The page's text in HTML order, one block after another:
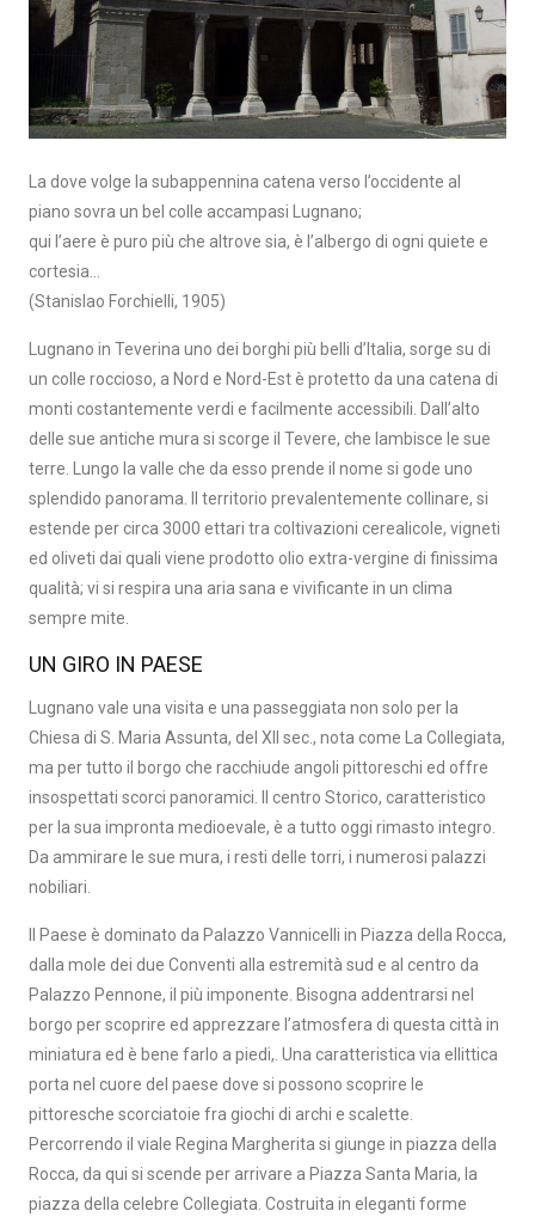
La dove volge la subappennina catena verso l’occidente al
piano sovra un bel colle accampasi Lugnano;
qui l’aere è puro più che altrove sia, è l’albergo di ogni quiete e
cortesia…
(Stanislao Forchielli, 1905)
Lugnano in Teverina uno dei borghi più belli d’Italia, sorge su di
un colle roccioso, a Nord e Nord-Est è protetto da una catena di
monti costantemente verdi e facilmente accessibili. Dall’alto
delle sue antiche mura si scorge il Tevere, che lambisce le sue
terre. Lungo la valle che da esso prende il nome si gode uno
splendido panorama. Il territorio prevalentemente collinare, si
estende per circa 3000 ettari tra coltivazioni cerealicole, vigneti
ed oliveti dai quali viene prodotto olio extra-vergine di finissima
qualità; vi si respira una aria sana e vivificante in un clima
sempre mite.
UN GIRO IN PAESE
Lugnano vale una visita e una passeggiata non solo per la
Chiesa di S. Maria Assunta, del XII sec., nota come La Collegiata,
ma per tutto il borgo che racchiude angoli pittoreschi ed offre
insospettati scorci panoramici. II centro Storico, caratteristico
per la sua impronta medioevale, è a tutto oggi rimasto integro.
Da ammirare le sue mura, i resti delle torri, i numerosi palazzi
nobiliari.
Il Paese è dominato da Palazzo Vannicelli in Piazza della Rocca,
dalla mole dei due Conventi alla estremità sud e al centro da
Palazzo Pennone, il più imponente. Bisogna addentrarsi nel
borgo per scoprire ed apprezzare l’atmosfera di questa città in
miniatura ed è bene farlo a piedi,. Una caratteristica via ellittica
porta nel cuore del paese dove si possono scoprire le
pittoresche scorciatoie fra giochi di archi e scalette.
Percorrendo il viale Regina Margherita si giunge in piazza della
Rocca, da qui si scende per arrivare a Piazza Santa Maria, la
piazza della celebre Collegiata. Costruita in eleganti forme